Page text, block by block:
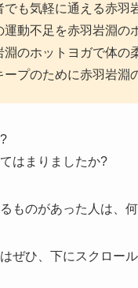
でも気軽に通える赤羽
運動不足を赤羽岩淵の
淵のホットヨガで体の
ープのために赤羽岩淵
はまりましたか?
ものがあった人は、
ぜひ、下にスクロー